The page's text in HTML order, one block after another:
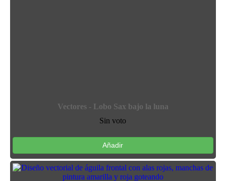
Vectores - Lobo Sax bajo la luna
Sin voto
Añadir